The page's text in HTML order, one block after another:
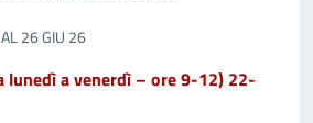
26 GIU 26
lunedì a venerdì – ore 9-12) 22-